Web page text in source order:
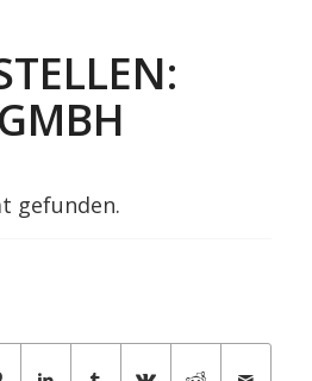
gefunden.